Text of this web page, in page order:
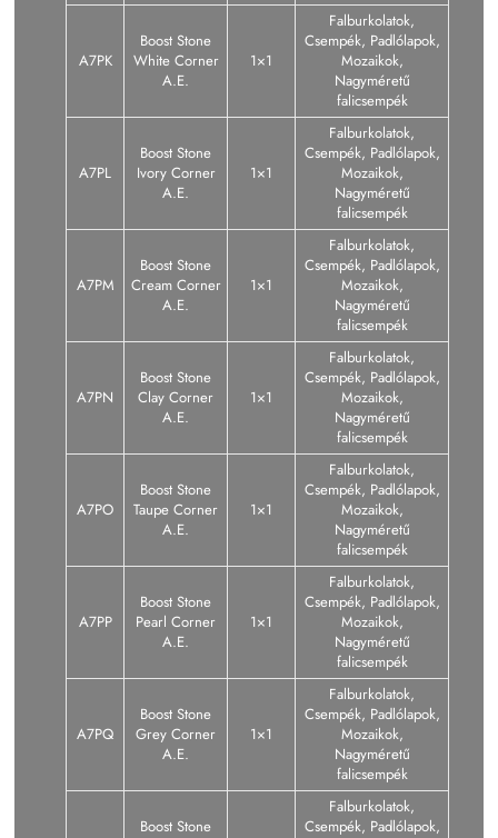
A7PK
Boost Stone
White Corner
A.E.
1×1
Falburkolatok,
Csempék, Padlólapok,
Mozaikok,
Nagyméretű
falicsempék
A7PL
Boost Stone
Ivory Corner
A.E.
1×1
Falburkolatok,
Csempék, Padlólapok,
Mozaikok,
Nagyméretű
falicsempék
A7PM
Boost Stone
Cream Corner
A.E.
1×1
Falburkolatok,
Csempék, Padlólapok,
Mozaikok,
Nagyméretű
falicsempék
A7PN
Boost Stone
Clay Corner
A.E.
1×1
Falburkolatok,
Csempék, Padlólapok,
Mozaikok,
Nagyméretű
falicsempék
A7PO
Boost Stone
Taupe Corner
A.E.
1×1
Falburkolatok,
Csempék, Padlólapok,
Mozaikok,
Nagyméretű
falicsempék
A7PP
Boost Stone
Pearl Corner
A.E.
1×1
Falburkolatok,
Csempék, Padlólapok,
Mozaikok,
Nagyméretű
falicsempék
A7PQ
Boost Stone
Grey Corner
A.E.
1×1
Falburkolatok,
Csempék, Padlólapok,
Mozaikok,
Nagyméretű
falicsempék
Boost Stone
Falburkolatok,
Csempék, Padlólapok,